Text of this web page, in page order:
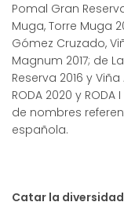
Pomal Gran
Muga, Torre Muga
Gómez Cruzado,
Magnum 2017; de
Reserva 2016 y
RODA 2020 y
de nombres
española.
Catar la